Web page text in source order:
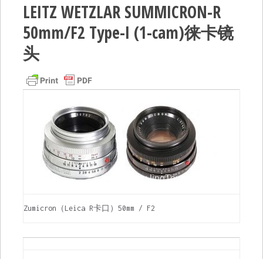
LEITZ WETZLAR SUMMICRON-R
50mm/F2 Type-I (1-cam)徕卡镜
头
Zumicron（Leica R卡口）50mm / F2